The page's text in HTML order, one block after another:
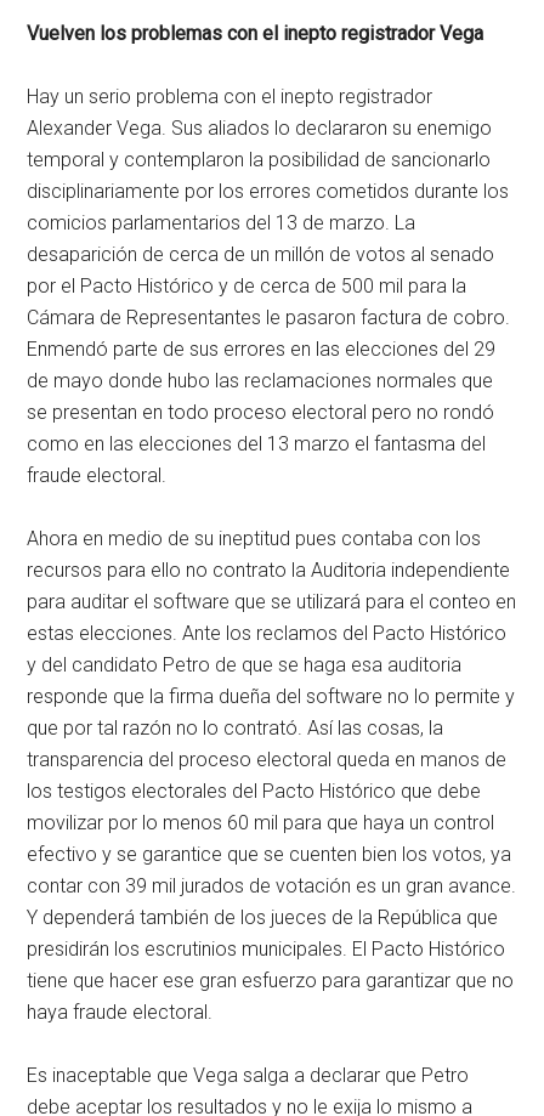
Vuelven los problemas con el inepto registrador Vega
Hay un serio problema con el inepto registrador
Alexander Vega. Sus aliados lo declararon su enemigo
temporal y contemplaron la posibilidad de sancionarlo
disciplinariamente por los errores cometidos durante los
comicios parlamentarios del 13 de marzo. La
desaparición de cerca de un millón de votos al senado
por el Pacto Histórico y de cerca de 500 mil para la
Cámara de Representantes le pasaron factura de cobro.
Enmendó parte de sus errores en las elecciones del 29
de mayo donde hubo las reclamaciones normales que
se presentan en todo proceso electoral pero no rondó
como en las elecciones del 13 marzo el fantasma del
fraude electoral.
Ahora en medio de su ineptitud pues contaba con los
recursos para ello no contrato la Auditoria independiente
para auditar el software que se utilizará para el conteo en
estas elecciones. Ante los reclamos del Pacto Histórico
y del candidato Petro de que se haga esa auditoria
responde que la firma dueña del software no lo permite y
que por tal razón no lo contrató. Así las cosas, la
transparencia del proceso electoral queda en manos de
los testigos electorales del Pacto Histórico que debe
movilizar por lo menos 60 mil para que haya un control
efectivo y se garantice que se cuenten bien los votos, ya
contar con 39 mil jurados de votación es un gran avance.
Y dependerá también de los jueces de la República que
presidirán los escrutinios municipales. El Pacto Histórico
tiene que hacer ese gran esfuerzo para garantizar que no
haya fraude electoral.
Es inaceptable que Vega salga a declarar que Petro
debe aceptar los resultados y no le exija lo mismo a